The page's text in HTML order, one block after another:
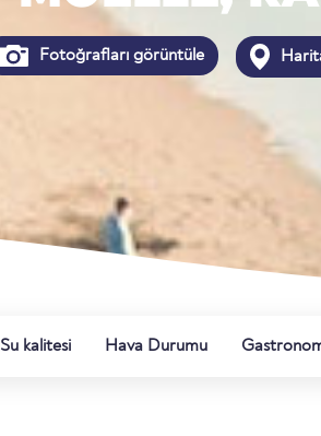
Fotoğrafları görüntüle
Su kalitesi Hava Durumu